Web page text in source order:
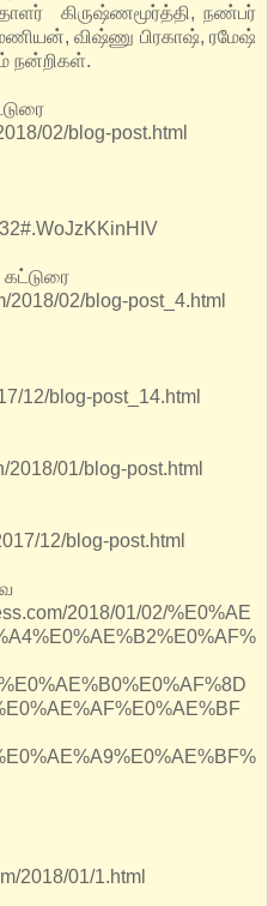
கிருஷ்ணமூர்த்தி, நண்பர்
விஷ்ணு பிரகாஷ், ரமேஷ்
நன்றிகள்.
02/blog-post.html
2018/02/blog-post_4.html
12/blog-post_14.html
2018/01/blog-post.html
12/blog-post.html
2018/01/02/%E0%AE
2018/01/1.html